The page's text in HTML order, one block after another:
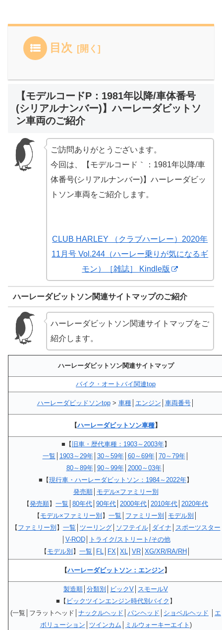
目次
【モデルコードP：1981年以降/車体番号
(シリアルナンバー)】ハーレーダビットソ
ン車両のご紹介
ご訪問ありがとうございます。
今回は、【モデルコード｀：1981年以降/車
体番号(シリアルナンバー)】ハーレーダビッ
トソン車両をご紹介します。
CLUB HARLEY （クラブハーレー）2020年
11月号 Vol.244（ハーレー乗りが気になるギ
モン）［雑誌］ Kindle版
ハーレーダビットソン関連サイトマップのご紹介
ハーレーダビットソン関連サイトマップをご
紹介します。
ハーレーダビットソン関連サイトマップ
バイク・オートバイ関連top
ハーレーダビッドソンtop> 車種│ エンジン 車両番号│
【ハーレーダビットソン車種】
■【 旧車・歴代車種：1903～2003年】
一覧
1903～29年│ 30～59年│ 60～69年│ 70～79年│
80～89年│ 90～99年│ 2000～03年│
■【現行車・ハーレーダビットソン：1984～2022年】
発売順│ モデル×ファミリー別
【発売順】 一覧 80年代 90年代 2000年代 2010年代 2020年代
【 モデル×ファミリー別 】 一覧 ファミリー別 モデル別
【 ファミリー別 】 一覧 ツーリング│ ソフテイル│ ダイナ
スポーツスター
V-ROD│
トライク/ストリート/その他
【 モデル別 】 一覧 FL FX XL VR XG/XR/RA/RH
【ハーレーダビットソン：エンジン】
製造順 分類別 ビックV スモールV
■【 ビックツインエンジン時代別バイク 】
(一覧│フラットヘッド│ ナックルヘッド パンヘッド ショベルヘッド
エ
ボリューション
ツインカム ミルウォーキーエイト )